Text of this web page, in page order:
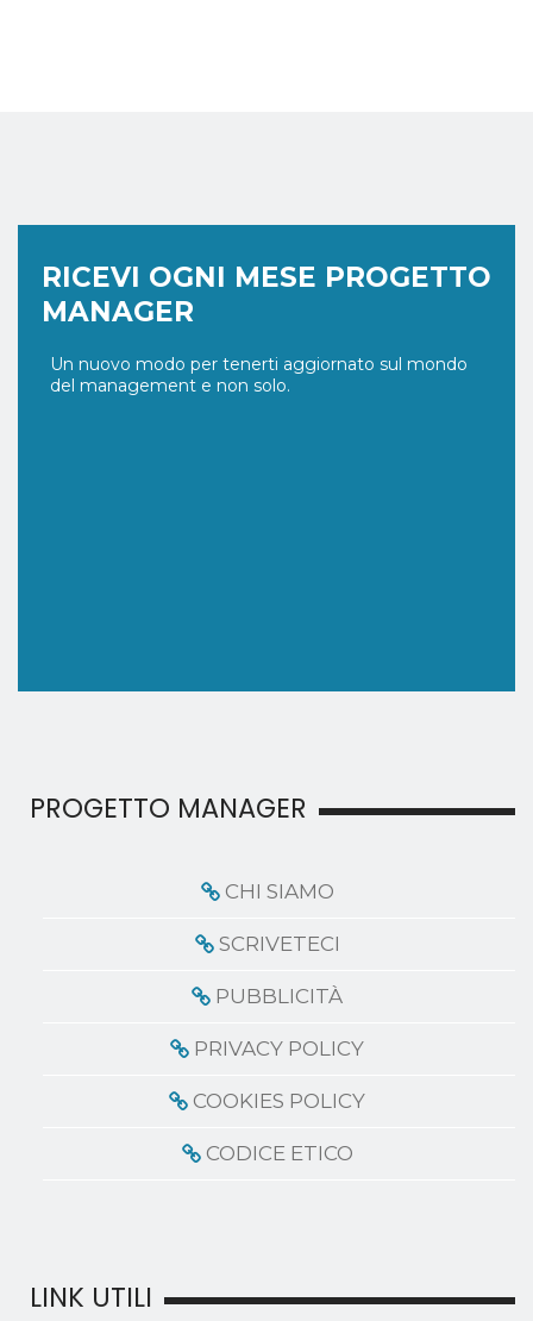
RICEVI OGNI MESE PROGETTO
MANAGER
Un nuovo modo per tenerti aggiornato sul mondo
del management e non solo.
PROGETTO MANAGER
CHI SIAMO
SCRIVETECI
PUBBLICITÀ
PRIVACY POLICY
COOKIES POLICY
CODICE ETICO
LINK UTILI